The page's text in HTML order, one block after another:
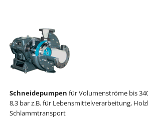
Schneidepumpen für Volumenströme bis
8,3 bar z.B. für Lebensmittelverarbeitung,
Schlammtransport